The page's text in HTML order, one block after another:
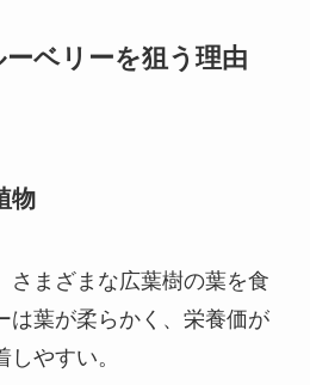
ベリーを狙う理由
物
さまざまな広葉樹の葉を食
は葉が柔らかく、栄養価が
やすい。